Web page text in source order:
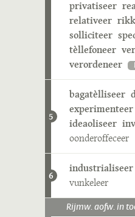
privatiseer
relativeer
solliciteer
tèllefoneer
verordeneer
5
bagatèlliseer
experimenteer
ideaoliseer
oonderoffeceer
6
industrialiseer
vunkeleer
Rijmw. aofw. in